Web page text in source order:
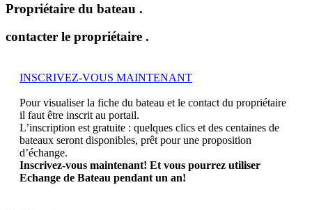
Propriétaire du bateau .
contacter le propriétaire .
INSCRIVEZ-VOUS MAINTENANT
Pour visualiser la fiche du bateau et le contact du propriétaire
il faut être inscrit au portail.
L’inscription est gratuite : quelques clics et des centaines de
bateaux seront disponibles, prêt pour une proposition
d’échange.
Inscrivez-vous maintenant! Et vous pourrez utiliser
Echange de Bateau pendant un an!